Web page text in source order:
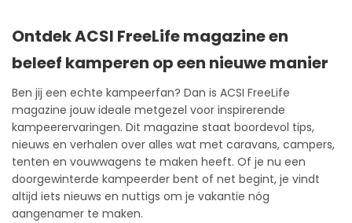
Ontdek ACSI FreeLife magazine en
beleef kamperen op een nieuwe manier
Ben jij een echte kampeerfan? Dan is ACSI FreeLife
magazine jouw ideale metgezel voor inspirerende
kampeerervaringen. Dit magazine staat boordevol tips,
nieuws en verhalen over alles wat met caravans, campers,
tenten en vouwwagens te maken heeft. Of je nu een
doorgewinterde kampeerder bent of net begint, je vindt
altijd iets nieuws en nuttigs om je vakantie nóg
aangenamer te maken.